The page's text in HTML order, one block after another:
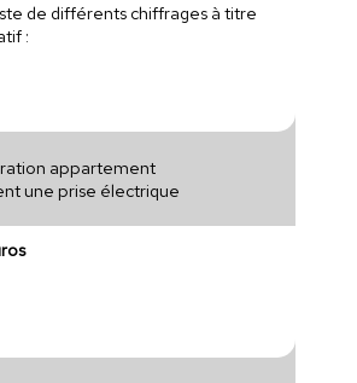
de différents chiffrages à titre
:
appartement
une prise électrique